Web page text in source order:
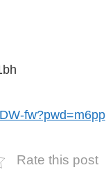
fw?pwd=m6pp
Rate this post